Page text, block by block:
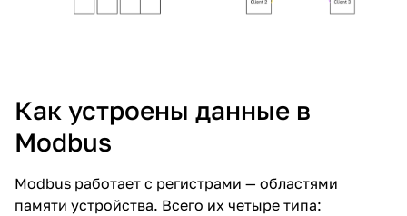
Как устроены данные в
Modbus
Modbus работает с регистрами — областями
памяти устройства. Всего их четыре типа: